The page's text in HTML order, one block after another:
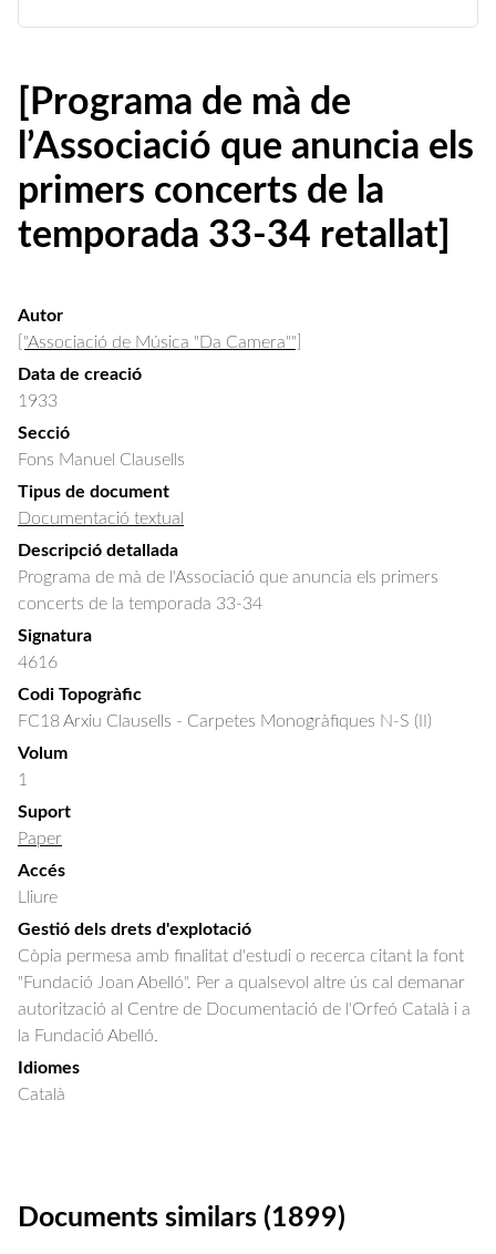
[Programa de mà de
l’Associació que anuncia els
primers concerts de la
temporada 33-34 retallat]
Autor
["Associació de Música "Da Camera""]
Data de creació
1933
Secció
Fons Manuel Clausells
Tipus de document
Documentació textual
Descripció detallada
Programa de mà de l'Associació que anuncia els primers
concerts de la temporada 33-34
Signatura
4616
Codi Topogràfic
FC18 Arxiu Clausells - Carpetes Monogràfiques N-S (II)
Volum
1
Suport
Paper
Accés
Lliure
Gestió dels drets d'explotació
Còpia permesa amb finalitat d'estudi o recerca citant la font
"Fundació Joan Abelló". Per a qualsevol altre ús cal demanar
autorització al Centre de Documentació de l'Orfeó Català i a
la Fundació Abelló.
Idiomes
Català
Documents similars (1899)